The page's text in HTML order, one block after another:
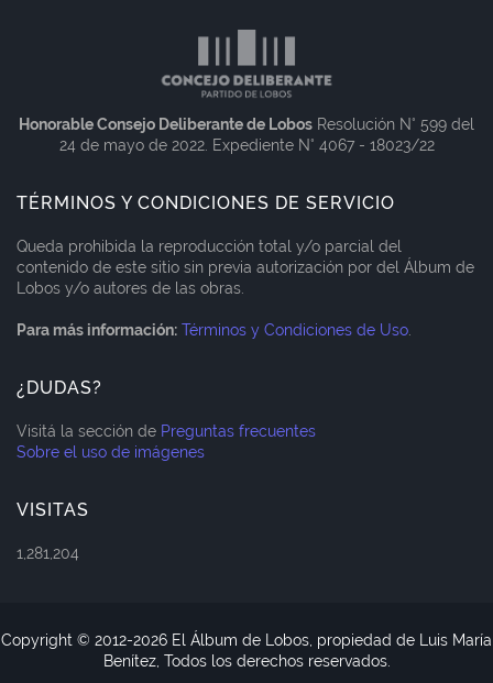
Honorable Consejo Deliberante de Lobos Resolución N° 599 del
24 de mayo de 2022. Expediente N° 4067 - 18023/22
TÉRMINOS Y CONDICIONES DE SERVICIO
Queda prohibida la reproducción total y/o parcial del
contenido de este sitio sin previa autorización por del Álbum de
Lobos y/o autores de las obras.
Para más información: Términos y Condiciones de Uso.
¿DUDAS?
Visitá la sección de Preguntas frecuentes
Sobre el uso de imágenes
VISITAS
1,281,204
Copyright © 2012-2026 El Álbum de Lobos, propiedad de Luis María
Benítez, Todos los derechos reservados.